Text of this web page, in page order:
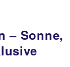
– Sonne,